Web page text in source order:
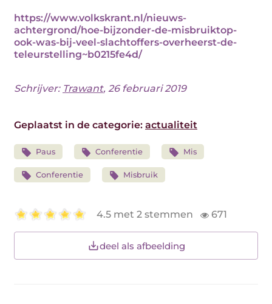
https://www.volkskrant.nl/nieuws-
achtergrond/hoe-bijzonder-de-misbruiktop-
ook-was-bij-veel-slachtoffers-overheerst-de-
teleurstelling~b0215fe4d/
Schrijver: Trawant, 26 februari 2019
Geplaatst in de categorie: actualiteit
Paus Conferentie Mis
Conferentie Misbruik
4.5 met 2 stemmen 671
deel als afbeelding